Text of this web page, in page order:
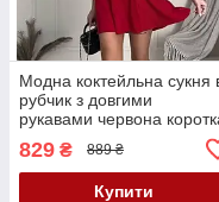
Модна коктейльна сукня
рубчик з довгими
рукавами червона
сукня рубчик жіноча міні
сукня
829 ₴ 889 ₴
Купити